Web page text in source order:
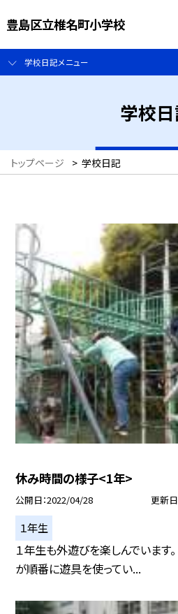
豊島区立椎名町小学校
学校日記メニュー
学校
トップページ > 学校日記
休み時間の様子<1年>
公開日 2022/04/28 更新日
１年生
１年生も外遊びを楽しんでいます
が順番に遊具を使ってい...